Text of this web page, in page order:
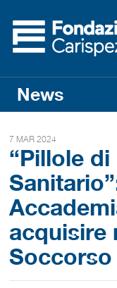
News
7 MAR 2024
“Pillole
acquisire
Soccorso